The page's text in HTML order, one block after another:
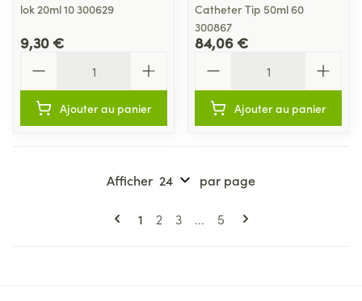
lok 20ml 10 300629
9,30 €
Ajouter au panier
Catheter Tip 50ml 60
300867
84,06 €
Ajouter au panier
Pages
Vous lisez actuellement la page
1 Page
2 Page
3 ... Page
5
Afficher par page